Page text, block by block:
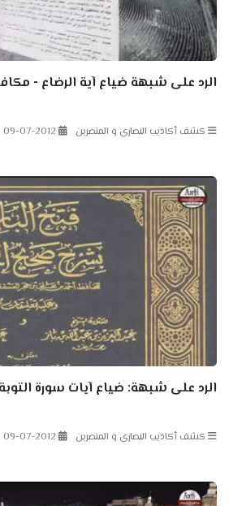
الرد على شبهة ضياع آية الرضاع -
كشف أكاذيب النصارى و المنصرين 09-07-2012
الرد على شبهة: ضياع آيات سورة
كشف أكاذيب النصارى و المنصرين 09-07-2012